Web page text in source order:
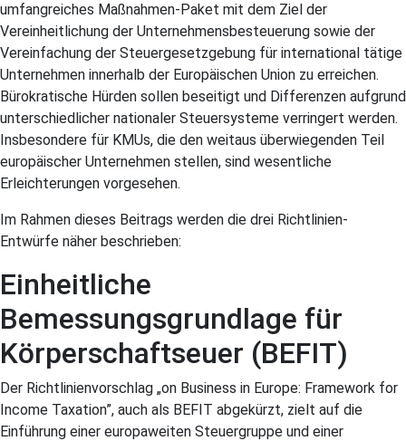
umfangreiches Maßnahmen-Paket mit dem Ziel der
Vereinheitlichung der Unternehmensbesteuerung sowie der
Vereinfachung der Steuergesetzgebung für international tätige
Unternehmen innerhalb der Europäischen Union zu erreichen.
Bürokratische Hürden sollen beseitigt und Differenzen aufgrund
unterschiedlicher nationaler Steuersysteme verringert werden.
Insbesondere für KMUs, die den weitaus überwiegenden Teil
europäischer Unternehmen stellen, sind wesentliche
Erleichterungen vorgesehen.
Im Rahmen dieses Beitrags werden die drei Richtlinien-
Entwürfe näher beschrieben:
Einheitliche
Bemessungsgrundlage für
Körperschaftseuer (BEFIT)
Der Richtlinienvorschlag „on Business in Europe: Framework for
Income Taxation”, auch als BEFIT abgekürzt, zielt auf die
Einführung einer europaweiten Steuergruppe und einer